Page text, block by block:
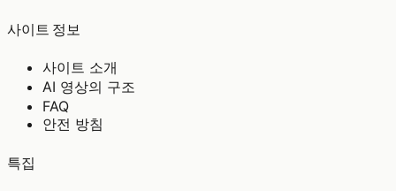
사이트 정보
사이트 소개
AI 영상의 구조
FAQ
안전 방침
특집